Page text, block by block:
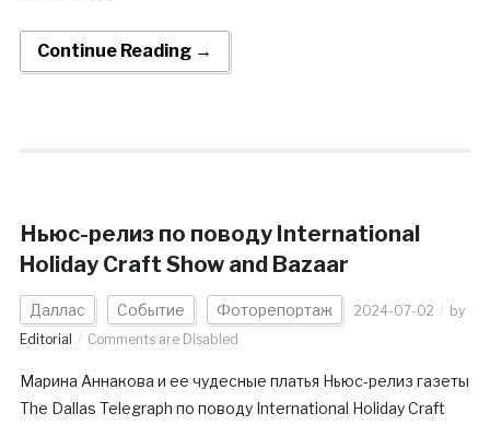
Continue Reading →
Ньюс-релиз по поводу International
Holiday Craft Show and Bazaar
Даллас Событие Фоторепортаж 2024-07-02
by
Editorial
Comments are Disabled
Марина Аннакова и ее чудесные платья Ньюс-релиз газеты
The Dallas Telegraph по поводу International Holiday Craft